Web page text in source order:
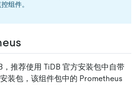
组件。
，推荐使用 TiDB 官方安装包中自带
装包，该组件包中的 Prometheus